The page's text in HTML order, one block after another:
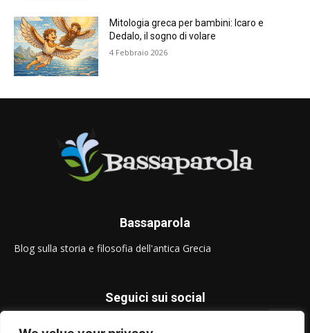
Mitologia greca per bambini: Icaro e
Dedalo, il sogno di volare
4 Febbraio 2026
Bassaparola
Blog sulla storia e filosofia dell'antica Grecia
Seguici sui social